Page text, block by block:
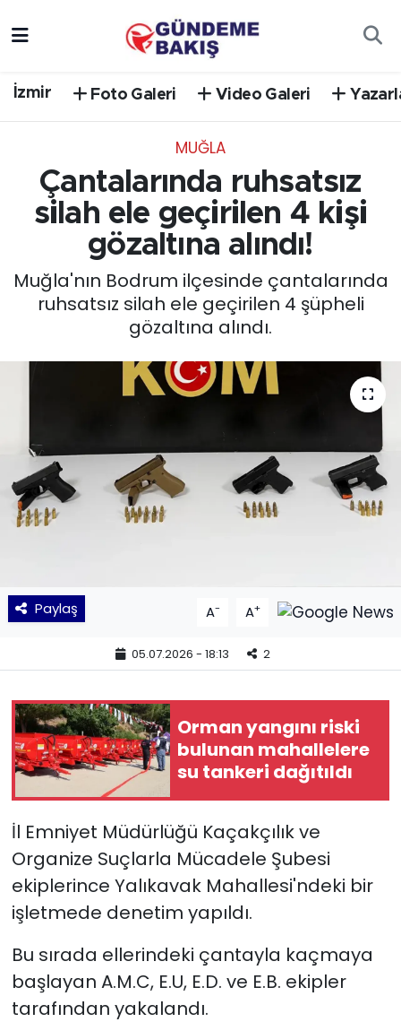
İzmir Foto Galeri Video Galeri
MUĞLA
Çantalarında ruhsatsız
silah ele geçirilen 4 kişi
gözaltına alındı!
Muğla'nın Bodrum ilçesinde çantalarında
ruhsatsız silah ele geçirilen 4 şüpheli
gözaltına alındı.
Paylaş A- A+
05.07.2026 - 18:13 2
Orman yangını riski
bulunan mahallelere
su tankeri dağıtıldı
İl Emniyet Müdürlüğü Kaçakçılık ve
Organize Suçlarla Mücadele Şubesi
ekiplerince Yalıkavak Mahallesi'ndeki bir
işletmede denetim yapıldı.
Bu sırada ellerindeki çantayla kaçmaya
başlayan A.M.C, E.U, E.D. ve E.B. ekipler
tarafından yakalandı.
EGE
EĞİTİM
EKONOMİ
English News
MAGAZİN
POLİTİKA
Siyaset
TEKNOLOJİ
Yaşam
YEREL POLİTİKA
YEREL YÖNETİMLER
Yurt
Süper Lig Puan Durumu ve Fikstür
Tüm Manşetler
Son Dakika Haberleri
Haber Arşivi